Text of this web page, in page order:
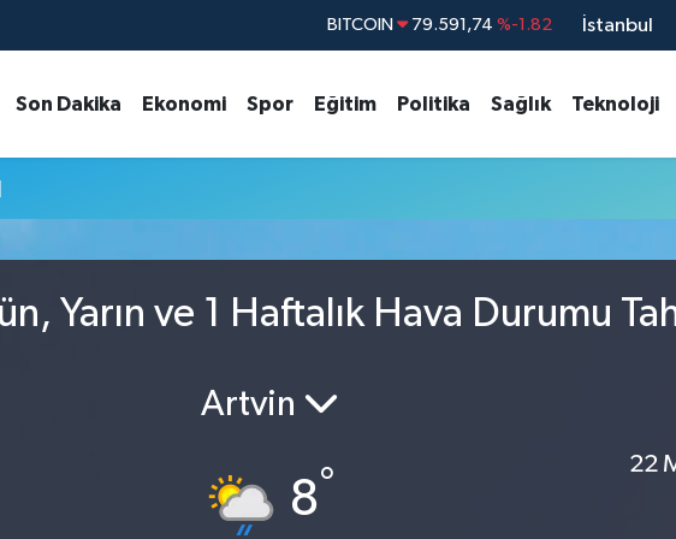
BITCOIN 79.591,74 %-1.82
EURO 53,38690 %0.19
STERLİN 61,60380 %0.18
İstanbul
Son Dakika Ekonomi Spor Eğitim Politika Sağlık Teknoloji
Yarın ve 1 Haftalık Hava Durumu
Artvin
8°
22